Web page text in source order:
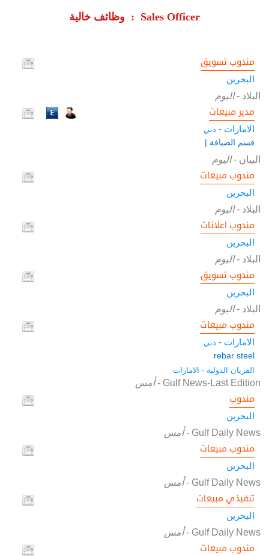
وظائف خالية : Sales Officer
مندوب تسويق
البحرين
البلاد -اليوم
مدير مبيعات
الامارات - دبي
قسم الضيافة |
البيان -اليوم
مندوب مبيعات
البحرين
البلاد -اليوم
مندوب اعلانات
البحرين
البلاد -اليوم
مندوب تسويق
البحرين
البلاد -اليوم
مندوب مبيعات
الامارات - دبي
rebar steel
القريان الدولية - الامارات
Gulf News-Last Edition
-أمس
مندوب
البحرين
Gulf Daily News
-أمس
مندوب مبيعات
البحرين
Gulf Daily News
-أمس
تنفيذي مبيعات
البحرين
Gulf Daily News
-أمس
مندوب مبيعات